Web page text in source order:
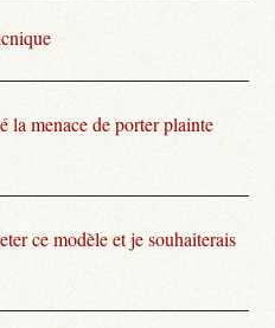
la menace de porter plainte
ce modèle et je souhaiterais